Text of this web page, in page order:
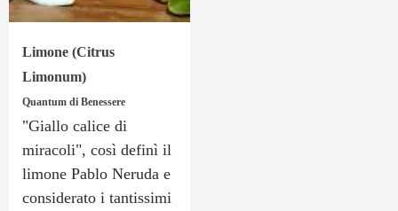
Limone (Citrus
Limonum)
Quantum di Benessere
"Giallo calice di
miracoli", così definì il
limone Pablo Neruda e
considerato i tantissimi